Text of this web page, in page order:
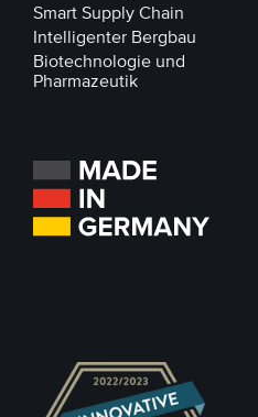
Smart Supply Chain
Intelligenter Bergbau
Biotechnologie und
Pharmazeutik